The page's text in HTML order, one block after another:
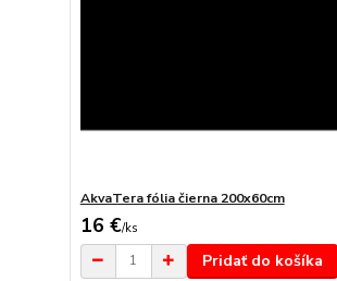
AkvaTera fólia čierna 200x60cm
16 €/ks
Pridať do košíka